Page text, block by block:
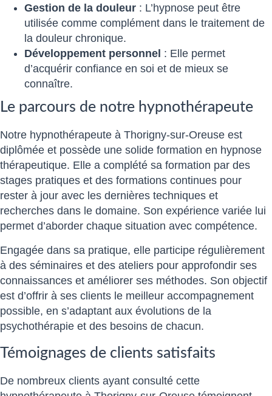
Gestion de la douleur : L’hypnose peut être
utilisée comme complément dans le traitement de
la douleur chronique.
Développement personnel : Elle permet
d’acquérir confiance en soi et de mieux se
connaître.
Le parcours de notre hypnothérapeute
Notre hypnothérapeute à Thorigny-sur-Oreuse est
diplômée et possède une solide formation en hypnose
thérapeutique. Elle a complété sa formation par des
stages pratiques et des formations continues pour
rester à jour avec les dernières techniques et
recherches dans le domaine. Son expérience variée lui
permet d’aborder chaque situation avec compétence.
Engagée dans sa pratique, elle participe régulièrement
à des séminaires et des ateliers pour approfondir ses
connaissances et améliorer ses méthodes. Son objectif
est d’offrir à ses clients le meilleur accompagnement
possible, en s’adaptant aux évolutions de la
psychothérapie et des besoins de chacun.
Témoignages de clients satisfaits
De nombreux clients ayant consulté cette